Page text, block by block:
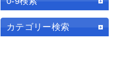
カテゴリー検索